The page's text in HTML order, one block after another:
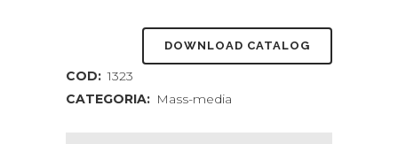
DOWNLOAD CATALOG
COD: 1323
CATEGORIA: Mass-media